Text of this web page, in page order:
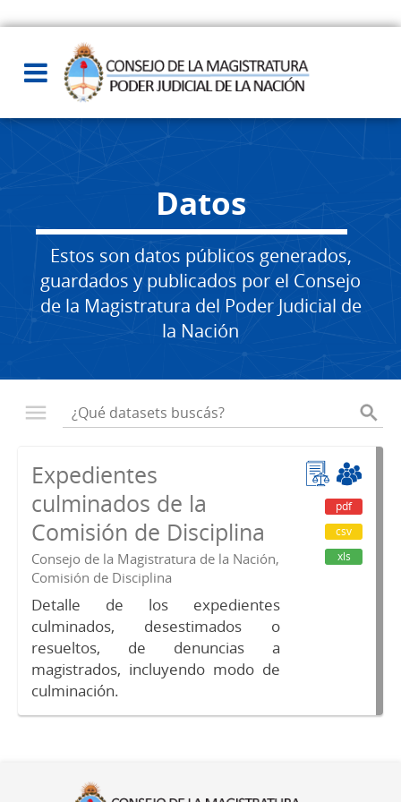
Datos
Estos son datos públicos generados,
guardados y publicados por el Consejo
de la Magistratura del Poder Judicial de
la Nación
Expedientes
culminados de la
Comisión de Disciplina
Consejo de la Magistratura de la Nación,
Comisión de Disciplina
Detalle de los expedientes
culminados, desestimados o
resueltos, de denuncias a
magistrados, incluyendo modo de
culminación.
pdf
csv
xls